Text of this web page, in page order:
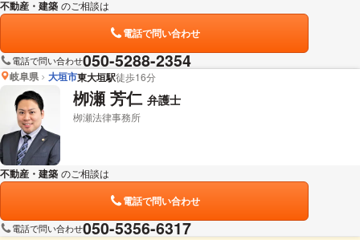
不動産・建築 のご相談は
電話で問い合わせ
電話で問い合わせ050-5288-2354
岐阜県 大垣市東大垣駅徒歩16分
栁瀬 芳仁 弁護士
栁瀬法律事務所
不動産・建築 のご相談は
電話で問い合わせ
電話で問い合わせ050-5356-6317